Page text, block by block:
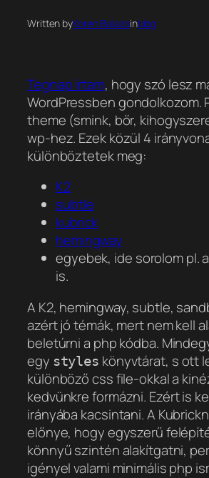
Written byKoren Balazsinblog
Tegnap írtam, hogy szó lesz
WordPressben gondolkozom.
theme (smink, bőr,
wp-hez. Ezek közül 4
különböztetek meg:
K2
subtle
kubrick
hemingway
egyebek, ide sorolom pl. a
is.
A K2, hemingway, subtle,
azért jó témák, mert nem kell
beletúrni a php kódba.
egy styles könyvtárat, s ott
különböző css file-okkal a
kedvünkre formázni. Ezért is
irányába kacsintani. A
előnye, hogy egyszerű
könnyű szintén alakítgatni,
igényel valami minimális php